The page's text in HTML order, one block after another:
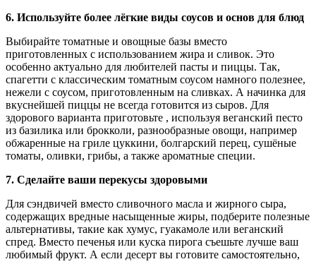
6. Используйте более лёгкие виды соусов и основ для блюд
Выбирайте томатные и овощные базы вместо
приготовленных с использованием жира и сливок. Это
особенно актуально для любителей пасты и пиццы. Так,
спагетти с классическим томатным соусом намного полезнее,
нежели с соусом, приготовленным на сливках. А начинка для
вкуснейшей пиццы не всегда готовится из сыров. Для
здорового варианта приготовьте , используя веганский песто
из базилика или брокколи, разнообразные овощи, например
обжаренные на гриле цуккини, болгарский перец, сушёные
томаты, оливки, грибы, а также ароматные специи.
7. Сделайте ваши перекусы здоровыми
Для сэндвичей вместо сливочного масла и жирного сыра,
содержащих вредные насыщенные жиры, подберите полезные
альтернативы, такие как хумус, гуакамоле или веганский
спред. Вместо печенья или куска пирога съешьте лучше ваш
любимый фрукт. А если десерт вы готовите самостоятельно,